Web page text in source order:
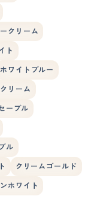
クリーム
ト
ホワイトブルー
リーム
ーブル
ル
クリームゴールド
ホワイト